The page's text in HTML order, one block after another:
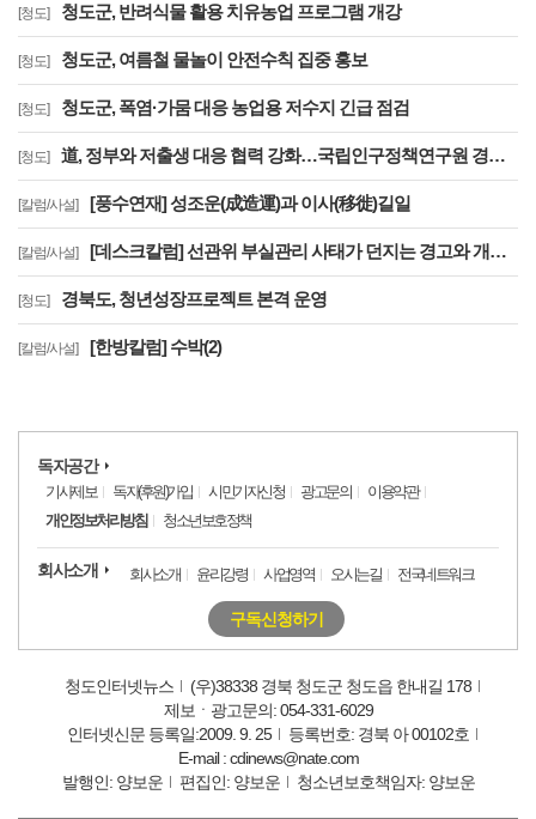
[청도] 청도군, 반려식물 활용 치유농업 프로그램 개강
[청도] 청도군, 여름철 물놀이 안전수칙 집중 홍보
[청도] 청도군, 폭염·가뭄 대응 농업용 저수지 긴급 점검
[청도] 道, 정부와 저출생 대응 협력 강화…국립인구정책연구원 경북 유치 건의
[칼럼/사설] [풍수연재] 성조운(成造運)과 이사(移徙)길일
[칼럼/사설] [데스크칼럼] 선관위 부실관리 사태가 던지는 경고와 개혁의 길
[청도] 경북도, 청년성장프로젝트 본격 운영
[칼럼/사설] [한방칼럼] 수박(2)
독자공간
기사제보 독자(후원)가입 시민기자신청 광고문의
이용약관
개인정보처리방침
청소년보호정책
회사소개 회사소개 윤리강령 사업영역 오시는길 전국네트워크
구독신청하기
청도인터넷뉴스
(우)38338 경북 청도군 청도읍 한내길 178
제보ㆍ광고문의: 054-331-6029
인터넷신문 등록일:2009. 9. 25
등록번호: 경북 아 00102호
E-mail : cdinews@nate.com
발행인: 양보운
편집인: 양보운 청소년보호책임자: 양보운